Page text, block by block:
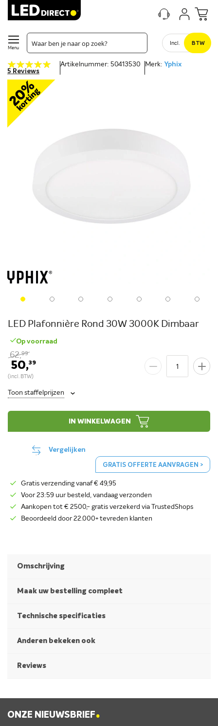
Menu
Incl. BTW
Waardering:
100
% of100
5 Reviews
Artikelnummer: 50413530 Merk: Yphix
LED Plafonnière Rond 30W 3000K Dimbaar
Op voorraad
50,39
62,99
Toon staffelprijzen
IN WINKELWAGEN
Vergelijken
GRATIS OFFERTE AANVRAGEN >
Gratis verzending vanaf € 49,95
Voor 23:59 uur besteld, vandaag verzonden
Aankopen tot € 2500,- gratis verzekerd via TrustedShops
Beoordeeld door 22.000+ tevreden klanten
Omschrijving
Maak uw bestelling compleet
Technische specificaties
Anderen bekeken ook
Reviews
ONZE NIEUWSBRIEF.